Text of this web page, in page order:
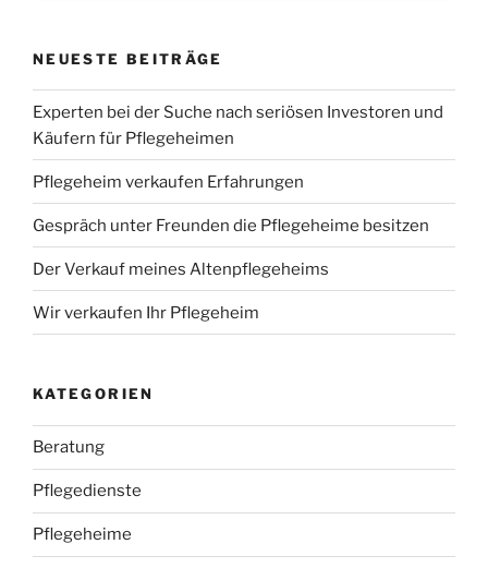
NEUESTE BEITRÄGE
Experten bei der Suche nach seriösen Investoren und
Käufern für Pflegeheimen
Pflegeheim verkaufen Erfahrungen
Gespräch unter Freunden die Pflegeheime besitzen
Der Verkauf meines Altenpflegeheims
Wir verkaufen Ihr Pflegeheim
KATEGORIEN
Beratung
Pflegedienste
Pflegeheime